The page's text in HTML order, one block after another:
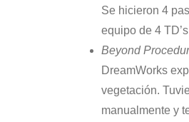
Se hicieron 4
equipo de 4
Beyond
DreamWorks
vegetación.
manualmente y